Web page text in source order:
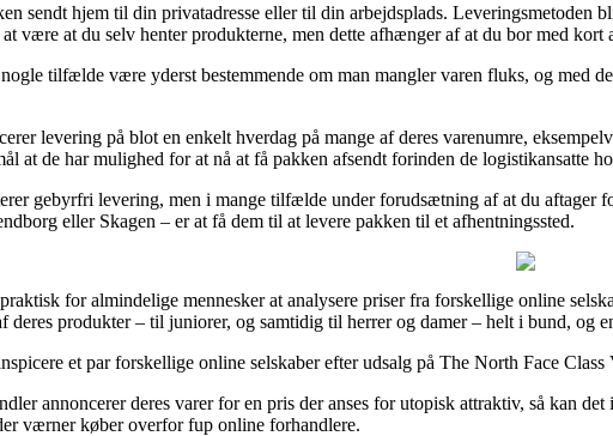
sendt hjem til din privatadresse eller til din arbejdsplads.
være at du selv henter produkterne, men dette afhænger af at du bor med kort
tilfælde være yderst bestemmende om man mangler varen fluks, og med
levering på blot en enkelt hverdag på mange af deres varenumre,
at de har mulighed for at nå at få pakken afsendt forinden de logistikansatte
gebyrfri levering, men i mange tilfælde under forudsætning af at du
eller Skagen – er at få dem til at levere pakken til et afhentningssted.
for almindelige mennesker at analysere priser fra forskellige online
deres produkter – til juniorer, og samtidig til herrer og damer – helt i bund, og
et par forskellige online selskaber efter udsalg på The North Face
annoncerer deres varer for en pris der anses for utopisk attraktiv, så kan
værner køber overfor fup online forhandlere.